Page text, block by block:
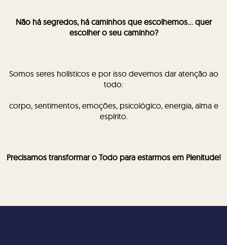
Não há segredos, há caminhos que escolhemos... quer
escolher o seu caminho?
Somos seres holísticos e por isso devemos dar atenção ao
todo:
corpo, sentimentos, emoções, psicológico, energia, alma e
espírito.
Precisamos transformar o Todo para estarmos em Plenitude!